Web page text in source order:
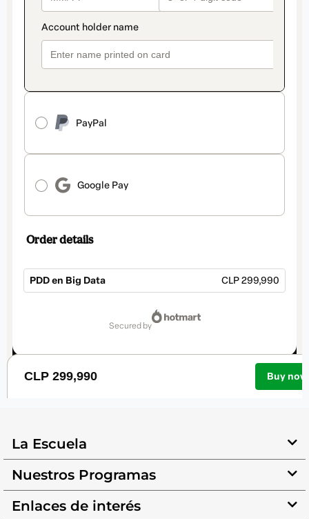
La Escuela
Nuestros Programas
Enlaces de interés